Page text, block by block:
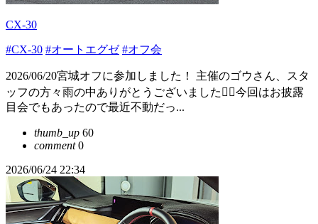
CX-30
#CX-30 #オートエグゼ #オフ会
2026/06/20宮城オフに参加しました！ 主催のゴウさん、スタ
ッフの方々雨の中ありがとうございました🙇‍♀️今回はお披露
目会でもあったので最近不動だっ...
thumb_up 60
comment0
2026/06/24 22:34